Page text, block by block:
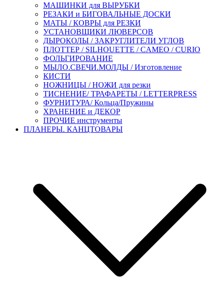
МАШИНКИ для ВЫРУБКИ
РЕЗАКИ и БИГОВАЛЬНЫЕ ДОСКИ
МАТЫ / КОВРЫ для РЕЗКИ
УСТАНОВЩИКИ ЛЮВЕРСОВ
ДЫРОКОЛЫ / ЗАКРУГЛИТЕЛИ УГЛОВ
ПЛОТТЕР / SILHOUETTE / CAMEO / CURIO
ФОЛЬГИРОВАНИЕ
МЫЛО.СВЕЧИ.МОЛДЫ / Изготовление
КИСТИ
НОЖНИЦЫ / НОЖИ для резки
ТИСНЕНИЕ/ ТРАФАРЕТЫ / LETTERPRESS
ФУРНИТУРА/ Кольца/Пружины
ХРАНЕНИЕ и ДЕКОР
ПРОЧИЕ инструменты
ПЛАНЕРЫ. КАНЦТОВАРЫ